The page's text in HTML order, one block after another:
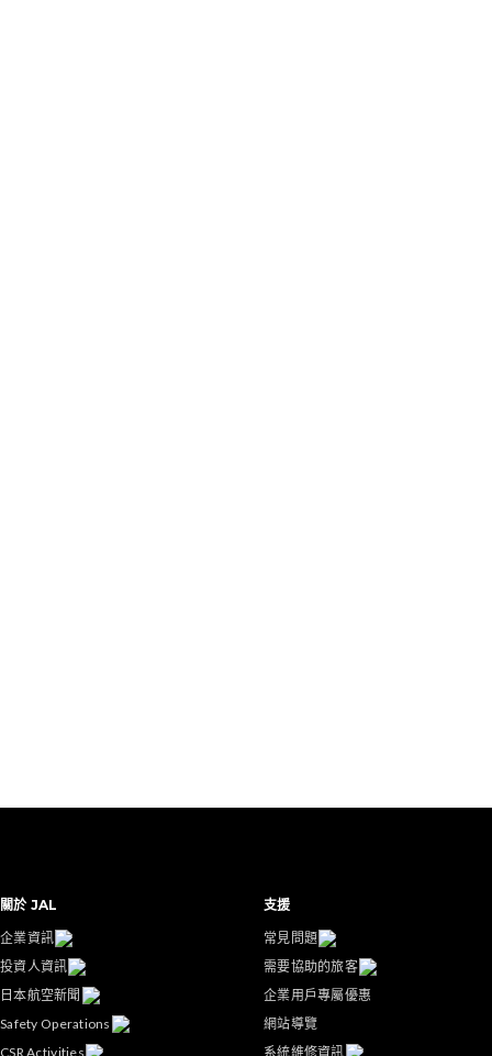
關於 JAL
企業資訊
投資人資訊
日本航空新聞
Safety Operations
CSR Activities
支援
常見問題
需要協助的旅客
企業用戶專屬優惠
網站導覽
系統維修資訊